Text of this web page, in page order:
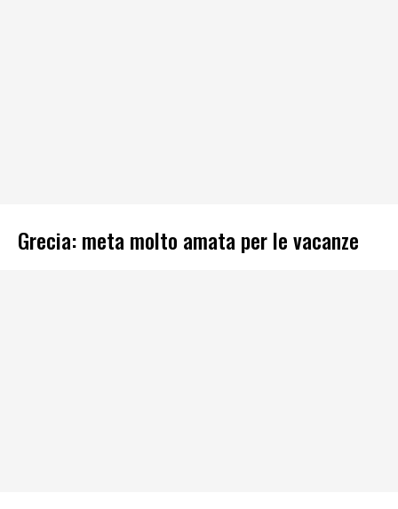
Grecia: meta molto amata per le vacanze